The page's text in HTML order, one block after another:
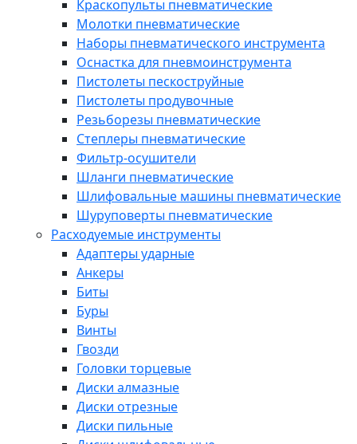
Краскопульты пневматические
Молотки пневматические
Наборы пневматического инструмента
Оснастка для пневмоинструмента
Пистолеты пескоструйные
Пистолеты продувочные
Резьборезы пневматические
Степлеры пневматические
Фильтр-осушители
Шланги пневматические
Шлифовальные машины пневматические
Шуруповерты пневматические
Расходуемые инструменты
Адаптеры ударные
Анкеры
Биты
Буры
Винты
Гвозди
Головки торцевые
Диски алмазные
Диски отрезные
Диски пильные